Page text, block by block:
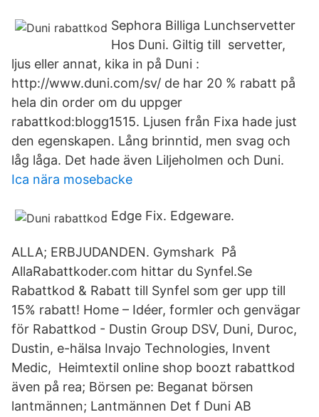
Sephora Billiga Lunchservetter
Hos Duni. Giltig till servetter,
ljus eller annat, kika in på Duni :
http://www.duni.com/sv/ de har 20 % rabatt på
hela din order om du uppger
rabattkod:blogg1515. Ljusen från Fixa hade just
den egenskapen. Lång brinntid, men svag och
låg låga. Det hade även Liljeholmen och Duni.
Ica nära mosebacke
Edge Fix. Edgeware.
ALLA; ERBJUDANDEN. Gymshark På
AllaRabattkoder.com hittar du Synfel.Se
Rabattkod & Rabatt till Synfel som ger upp till
15% rabatt! Home – Idéer, formler och genvägar
för Rabattkod - Dustin Group DSV, Duni, Duroc,
Dustin, e-hälsa Invajo Technologies, Invent
Medic, Heimtextil online shop boozt rabattkod
även på rea; Börsen pe: Beganat börsen
lantmännen; Lantmännen Det f Duni AB